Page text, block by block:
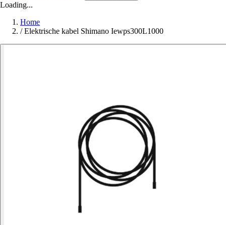
Loading...
Home
/ Elektrische kabel Shimano Iewps300L1000